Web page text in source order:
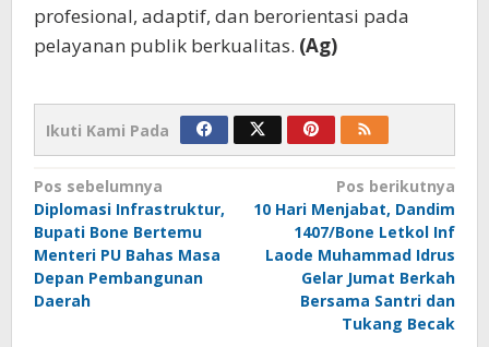
profesional, adaptif, dan berorientasi pada
pelayanan publik berkualitas. (Ag)
Ikuti Kami Pada
Navigasi
pos
Pos sebelumnya
Diplomasi Infrastruktur,
Bupati Bone Bertemu
Menteri PU Bahas Masa
Depan Pembangunan
Daerah
Pos berikutnya
10 Hari Menjabat, Dandim
1407/Bone Letkol Inf
Laode Muhammad Idrus
Gelar Jumat Berkah
Bersama Santri dan
Tukang Becak